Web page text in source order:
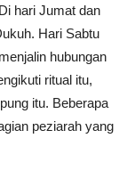
hari Jumat dan
Hari Sabtu
hubungan
ritual itu,
itu. Beberapa
peziarah yang